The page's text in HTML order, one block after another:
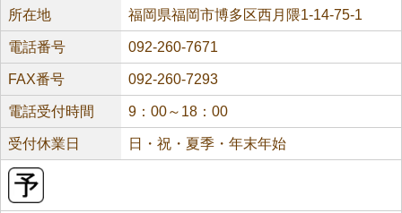
所在地 福岡県福岡市博多区西月隈1-14-75-1
電話番号 092-260-7671
FAX番号 092-260-7293
電話受付時間 9：00～18：00
受付休業日 日・祝・夏季・年末年始